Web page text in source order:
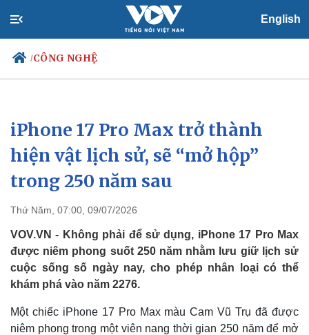
English
/CÔNG NGHỆ
Chính trị
Đảng
Tổ chức nhân sự
Quốc hội
Nhận diện sự thật
Xã hội
Tin 24h
Dự báo thời tiết
Giáo dục
iPhone 17 Pro Max trở thành
hiện vật lịch sử, sẽ “mở hộp”
trong 250 năm sau
Thứ Năm, 07:00, 09/07/2026
VOV.VN - Không phải để sử dụng, iPhone 17 Pro Max
được niêm phong suốt 250 năm nhằm lưu giữ lịch sử
cuộc sống số ngày nay, cho phép nhân loại có thể
khám phá vào năm 2276.
Một chiếc iPhone 17 Pro Max màu Cam Vũ Trụ đã được
niêm phong trong một viên nang thời gian 250 năm để mở